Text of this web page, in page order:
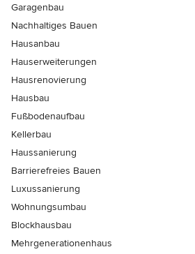
Garagenbau
Nachhaltiges Bauen
Hausanbau
Hauserweiterungen
Hausrenovierung
Hausbau
Fußbodenaufbau
Kellerbau
Haussanierung
Barrierefreies Bauen
Luxussanierung
Wohnungsumbau
Blockhausbau
Mehrgenerationenhaus